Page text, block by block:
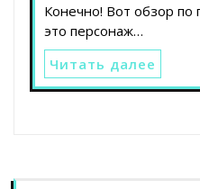
Конечно! Вот обзор
это персонаж…
Читать далее